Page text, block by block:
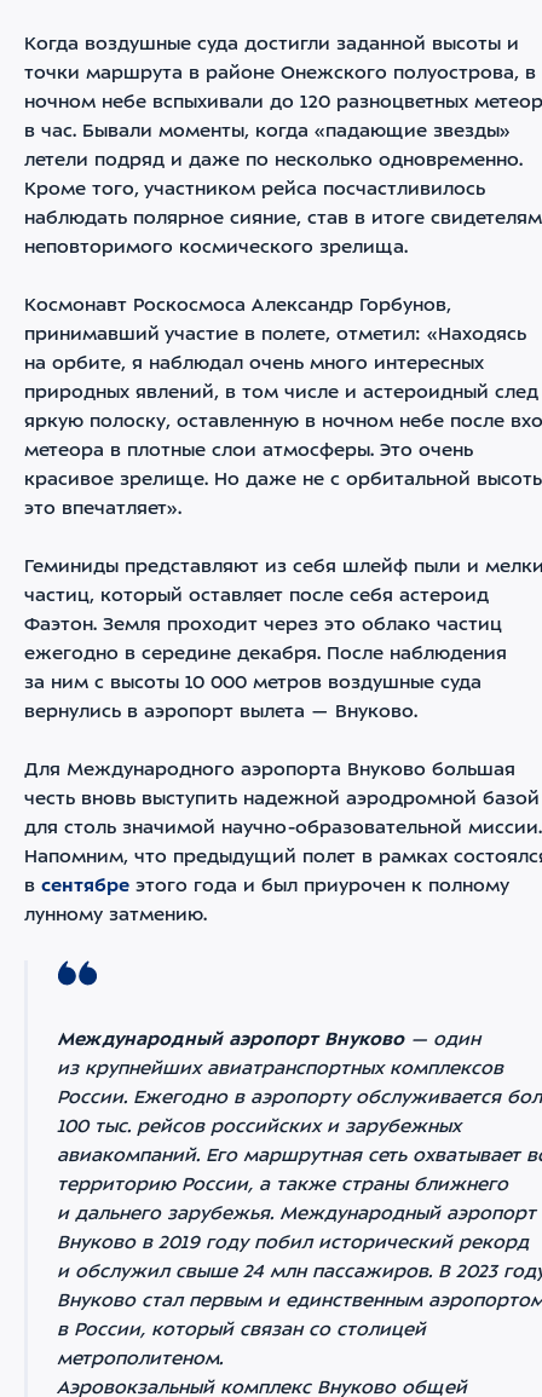
Когда воздушные суда достигли заданной высоты и
точки маршрута в районе Онежского полуострова, в
ночном небе вспыхивали до 120 разноцветных
в час. Бывали моменты, когда «падающие звезды»
летели подряд и даже по несколько одновременно.
Кроме того, участником рейса посчастливилось
наблюдать полярное сияние, став в итоге
неповторимого космического зрелища.
Космонавт Роскосмоса Александр Горбунов,
принимавший участие в полете, отметил: «Находясь
на орбите, я наблюдал очень много интересных
природных явлений, в том числе и астероидный
яркую полоску, оставленную в ночном небе после
метеора в плотные слои атмосферы. Это очень
красивое зрелище. Но даже не с орбитальной
это впечатляет».
Геминиды представляют из себя шлейф пыли и
частиц, который оставляет после себя астероид
Фаэтон. Земля проходит через это облако частиц
ежегодно в середине декабря. После наблюдения
за ним с высоты 10 000 метров воздушные суда
вернулись в аэропорт вылета — Внуково.
Для Международного аэропорта Внуково большая
честь вновь выступить надежной аэродромной базой
для столь значимой научно-образовательной миссии.
Напомним, что предыдущий полет в рамках
в сентябре этого года и был приурочен к полному
лунному затмению.
Международный аэропорт Внуково — один
из крупнейших авиатранспортных комплексов
России. Ежегодно в аэропорту обслуживается
100 тыс. рейсов российских и зарубежных
авиакомпаний. Его маршрутная сеть охватывает
территорию России, а также страны ближнего
и дальнего зарубежья. Международный аэропорт
Внуково в 2019 году побил исторический рекорд
и обслужил свыше 24 млн пассажиров. В 2023
Внуково стал первым и единственным
в России, который связан со столицей
метрополитеном.
Аэровокзальный комплекс Внуково общей